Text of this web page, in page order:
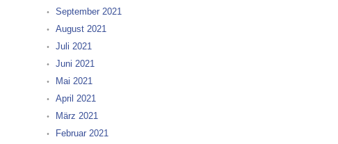
September 2021
August 2021
Juli 2021
Juni 2021
Mai 2021
April 2021
März 2021
Februar 2021